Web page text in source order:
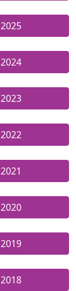
2025
2024
2023
2022
2021
2020
2019
2018